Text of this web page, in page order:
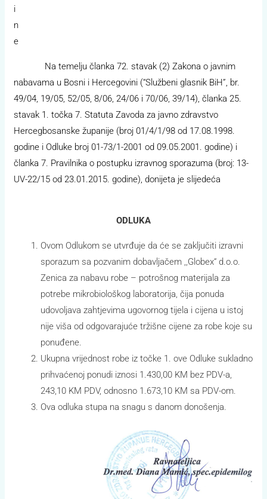
i
n
e
Na temelju članka 72. stavak (2) Zakona o javnim
nabavama u Bosni i Hercegovini (“Službeni glasnik BiH”, br.
49/04, 19/05, 52/05, 8/06, 24/06 i 70/06, 39/14), članka 25.
stavak 1. točka 7. Statuta Zavoda za javno zdravstvo
Hercegbosanske županije (broj 01/4/1/98 od 17.08.1998.
godine i Odluke broj 01-73/1-2001 od 09.05.2001. godine) i
članka 7. Pravilnika o postupku izravnog sporazuma (broj: 13-
UV-22/15 od 23.01.2015. godine), donijeta je slijedeća
ODLUKA
Ovom Odlukom se utvrđuje da će se zaključiti izravni
sporazum sa pozvanim dobavljačem ,,Globex“ d.o.o.
Zenica za nabavu robe – potrošnog materijala za
potrebe mikrobiološkog laboratorija, čija ponuda
udovoljava zahtjevima ugovornog tijela i cijena u istoj
nije viša od odgovarajuće tržišne cijene za robe koje su
ponuđene.
Ukupna vrijednost robe iz točke 1. ove Odluke sukladno
prihvaćenoj ponudi iznosi 1.430,00 KM bez PDV-a,
243,10 KM PDV, odnosno 1.673,10 KM sa PDV-om.
Ova odluka stupa na snagu s danom donošenja.